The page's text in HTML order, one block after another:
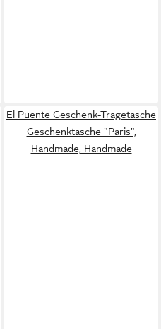
El Puente Geschenk-Tragetasche
Geschenktasche "Paris",
Handmade, Handmade